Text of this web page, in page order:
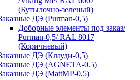
(Бутылочно-зеленый)
ДЭ (Purman-0,5)
Доборные элементы под заказ/
Purman-0,5/ RAL 8017
(Коричневый)
ДЭ (Клауди-0,5)
ДЭ (AGNETA-0.5)
ДЭ (MattMP-0,5)